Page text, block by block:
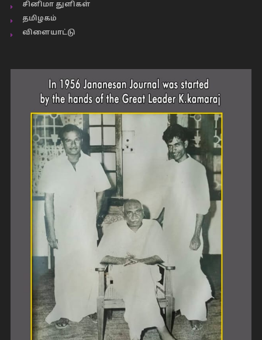
சினிமா துளிகள்
தமிழகம்
விளையாட்டு